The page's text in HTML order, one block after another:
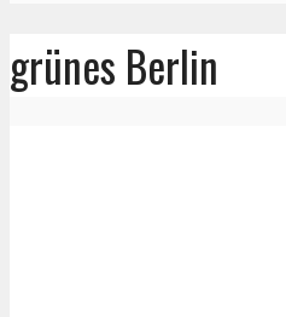
grünes Berlin